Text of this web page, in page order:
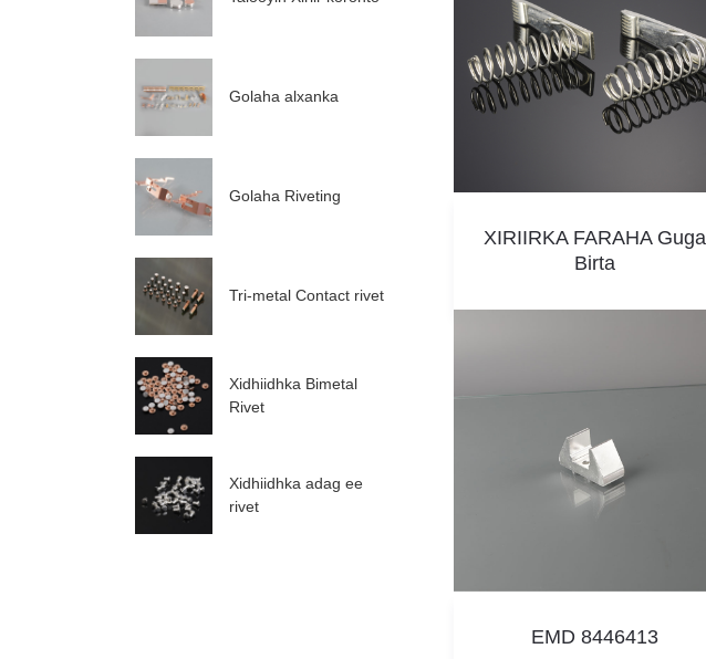
Golaha alxanka
Golaha Riveting
Tri-metal Contact rivet
Xidhiidhka Bimetal
Rivet
Xidhiidhka adag ee
rivet
XIRIIRKA FARAHA Guga
Birta
EMD 8446413